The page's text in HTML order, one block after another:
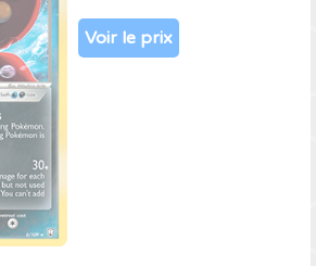
Voir le prix